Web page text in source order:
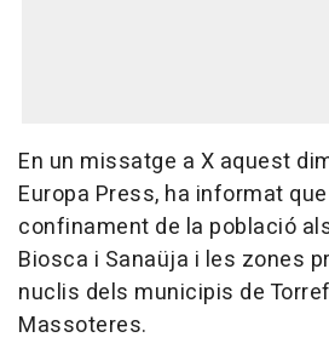
En un missatge a X aquest
Europa Press, ha informat
confinament de la població
Biosca i Sanaüja i les zones
nuclis dels municipis de
Massoteres.